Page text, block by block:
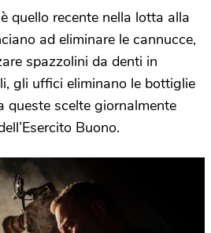
quello recente nella lotta alla
ad eliminare le cannucce,
spazzolini da denti in
gli uffici eliminano le bottiglie
queste scelte giornalmente
Buono.